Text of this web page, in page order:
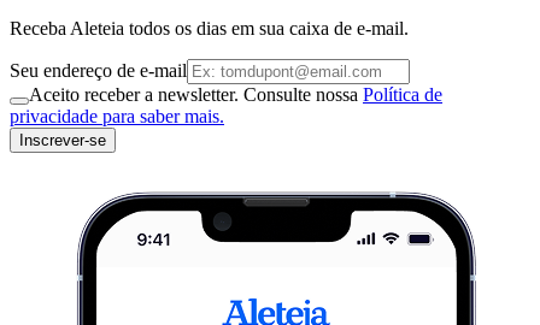
Receba Aleteia todos os dias em sua caixa de e-mail.
Seu endereço de e-mail
Aceito receber a newsletter. Consulte nossa Política de
privacidade para saber mais.
Inscrever-se